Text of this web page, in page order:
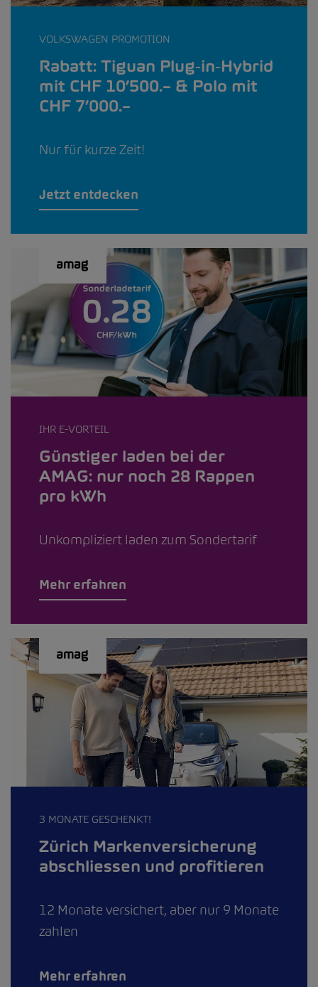
VOLKSWAGEN PROMOTION
Rabatt: Tiguan Plug‑in‑Hybrid
mit CHF 10’500.– & Polo mit
CHF 7’000.–
Nur für kurze Zeit!
Jetzt entdecken
IHR E-VORTEIL
Günstiger laden bei der
AMAG: nur noch 28 Rappen
pro kWh
Unkompliziert laden zum Sondertarif
Mehr erfahren
3 MONATE GESCHENKT!
Zürich Markenversicherung
abschliessen und profitieren
12 Monate versichert, aber nur 9 Monate
zahlen
Mehr erfahren